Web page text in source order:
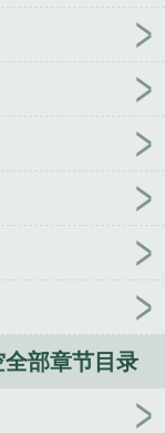
部章节目录